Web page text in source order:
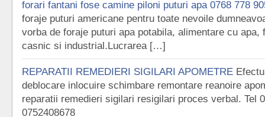
forari fantani fose camine piloni puturi apa 0768 778
foraje puturi americane pentru toate nevoile
vorba de foraje puturi apa potabila, alimentare cu apa,
casnic si industrial.Lucrarea […]
REPARATII REMEDIERI SIGILARI APOMETRE
deblocare inlocuire schimbare remontare reanoire
reparatii remedieri sigilari resigilari proces verbal. Tel
0752408678